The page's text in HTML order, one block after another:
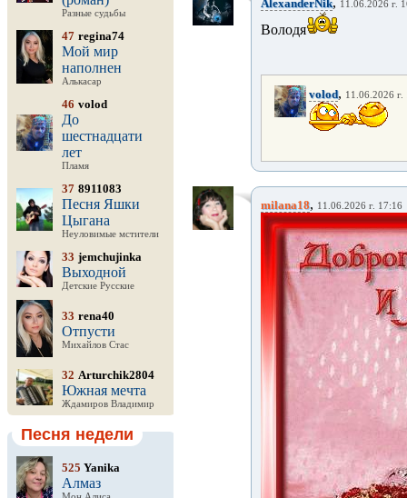
Разные судьбы
47 regina74
Мой мир
наполнен
Алькасар
46 volod
До
шестнадцати
лет
Пламя
37 8911083
Песня Яшки
Цыгана
Неуловимые мстители
33 jemchujinka
Выходной
Детские Русские
33 rena40
Отпусти
Михайлов Стас
32 Arturchik2804
Южная мечта
Ждамиров Владимир
Песня недели
525 Yanika
Алмаз
AlexanderNik 11.06.2026 г.
Володя
volod, 11.06.2026 г.
milana18, 11.06.2026 г. 17:16